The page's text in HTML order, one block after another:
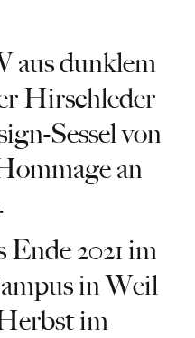
aus dunklem
Hirschleder
Sessel von
an
2021 im
in Weil
im